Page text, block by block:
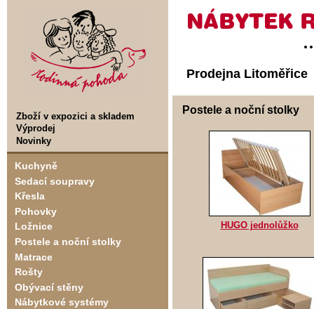
Zboží v expozici a skladem
Výprodej
Novinky
Kuchyně
Sedací soupravy
Křesla
Pohovky
Ložnice
Postele a noční stolky
Matrace
Rošty
Obývací stěny
Nábytkové systémy
Prodejna Litoměřice
Postele a noční stolky
HUGO jednolůžko